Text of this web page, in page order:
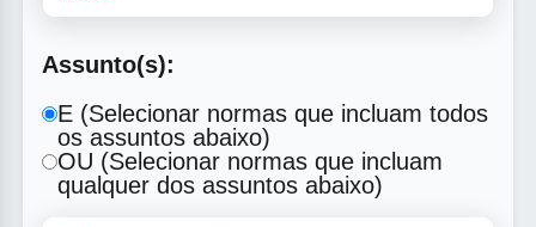
Assunto(s):
E (Selecionar normas que incluam todos
os assuntos abaixo)
OU (Selecionar normas que incluam
qualquer dos assuntos abaixo)